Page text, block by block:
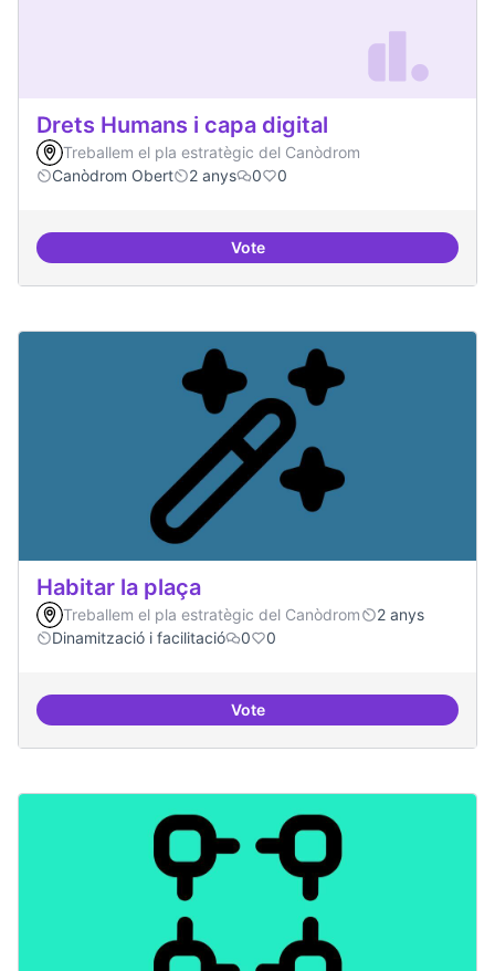
Drets Humans i capa digital
Treballem el pla estratègic del Canòdrom
Canòdrom Obert
2 anys 0 0
VoteDrets Humans i capa digital
Habitar la plaça
Treballem el pla estratègic del Canòdrom
2 anys
Dinamització i facilitació
0 0
VoteHabitar la plaça